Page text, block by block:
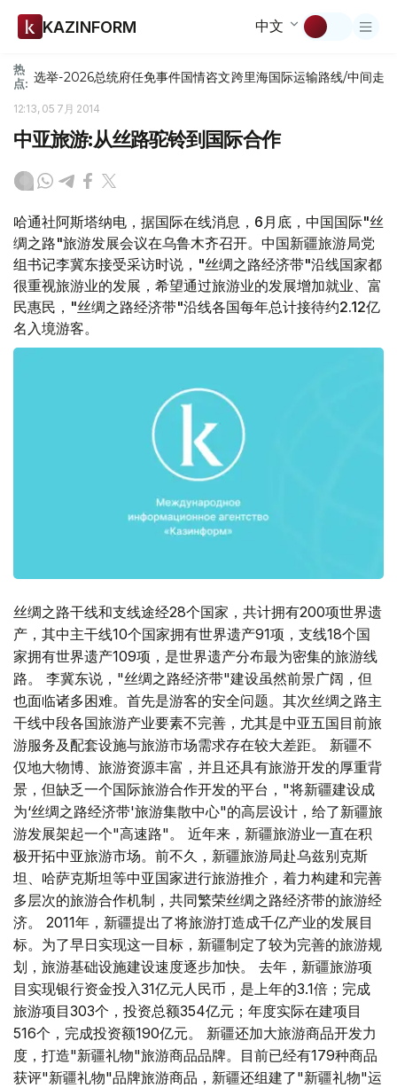
KAZINFORM 中文
热
点: 选举-2026总统府任免事件国情咨文跨里海国际运输路线/中间走廊
12:13, 05 7月 2014
中亚旅游:从丝路驼铃到国际合作
哈通社阿斯塔纳电，据国际在线消息，6月底，中国国际"丝
绸之路"旅游发展会议在乌鲁木齐召开。中国新疆旅游局党
组书记李冀东接受采访时说，"丝绸之路经济带"沿线国家都
很重视旅游业的发展，希望通过旅游业的发展增加就业、富
民惠民，"丝绸之路经济带"沿线各国每年总计接待约2.12亿
名入境游客。
丝绸之路干线和支线途经28个国家，共计拥有200项世界遗
产，其中主干线10个国家拥有世界遗产91项，支线18个国
家拥有世界遗产109项，是世界遗产分布最为密集的旅游线
路。 李冀东说，"丝绸之路经济带"建设虽然前景广阔，但
也面临诸多困难。首先是游客的安全问题。其次丝绸之路主
干线中段各国旅游产业要素不完善，尤其是中亚五国目前旅
游服务及配套设施与旅游市场需求存在较大差距。 新疆不
仅地大物博、旅游资源丰富，并且还具有旅游开发的厚重背
景，但缺乏一个国际旅游合作开发的平台，"将新疆建设成
为‘丝绸之路经济带'旅游集散中心"的高层设计，给了新疆旅
游发展架起一个"高速路"。 近年来，新疆旅游业一直在积
极开拓中亚旅游市场。前不久，新疆旅游局赴乌兹别克斯
坦、哈萨克斯坦等中亚国家进行旅游推介，着力构建和完善
多层次的旅游合作机制，共同繁荣丝绸之路经济带的旅游经
济。 2011年，新疆提出了将旅游打造成千亿产业的发展目
标。为了早日实现这一目标，新疆制定了较为完善的旅游规
划，旅游基础设施建设速度逐步加快。 去年，新疆旅游项
目实现银行资金投入31亿元人民币，是上年的3.1倍；完成
旅游项目303个，投资总额354亿元；年度实际在建项目
516个，完成投资额190亿元。 新疆还加大旅游商品开发力
度，打造"新疆礼物"旅游商品品牌。目前已经有179种商品
获评"新疆礼物"品牌旅游商品，新疆还组建了"新疆礼物"运